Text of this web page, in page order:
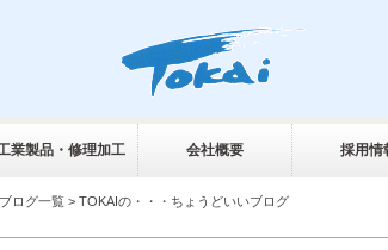
業製品・修理加工 会社概要 採用情
ブログ一覧 > TOKAIの・・・ちょうどいいブログ